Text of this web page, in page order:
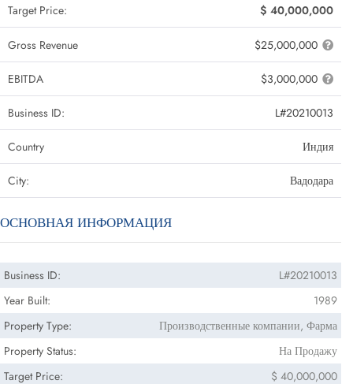
Target Price: $ 40,000,000
Gross Revenue $25,000,000
EBITDA $3,000,000
Business ID: L#20210013
Country Индия
City: Вадодара
ОСНОВНАЯ ИНФОРМАЦИЯ
Business ID:
L#20210013
Year Built:
1989
Property Type:
Производственные компании, Фарма
Property Status:
На Продажу
Target Price:
$ 40,000,000